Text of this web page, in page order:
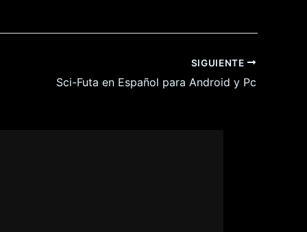
SIGUIENTE
Sci-Futa en Español para Android y Pc